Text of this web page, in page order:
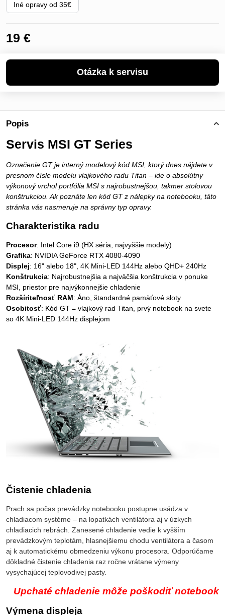
Iné opravy od 35€
19 €
Popis
Servis MSI GT Series
Označenie GT je interný modelový kód MSI, ktorý dnes nájdete v
presnom čísle modelu vlajkového radu Titan – ide o absolútny
výkonový vrchol portfólia MSI s najrobustnejšou, takmer stolovou
konštrukciou. Ak poznáte len kód GT z nálepky na notebooku, táto
stránka vás nasmeruje na správny typ opravy.
Charakteristika radu
Procesor: Intel Core i9 (HX séria, najvyššie modely)
Grafika: NVIDIA GeForce RTX 4080-4090
Displej: 16" alebo 18", 4K Mini-LED 144Hz alebo QHD+ 240Hz
Konštrukcia: Najrobustnejšia a najväčšia konštrukcia v ponuke
MSI, priestor pre najvýkonnejšie chladenie
Rozšíriteľnosť RAM: Áno, štandardné pamäťové sloty
Osobitosť: Kód GT = vlajkový rad Titan, prvý notebook na svete
so 4K Mini-LED 144Hz displejom
Čistenie chladenia
Prach sa počas prevádzky notebooku postupne usádza v
chladiacom systéme – na lopatkách ventilátora aj v úzkych
chladiacich rebrách. Zanesené chladenie vedie k vyšším
prevádzkovým teplotám, hlasnejšiemu chodu ventilátora a časom
aj k automatickému obmedzeniu výkonu procesora. Odporúčame
dôkladné čistenie chladenia raz ročne vrátane výmeny
vysychajúcej teplovodivej pasty.
Upchaté chladenie môže poškodiť notebook
Výmena displeja